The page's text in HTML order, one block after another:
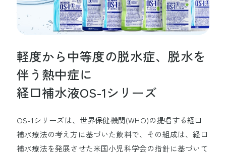
製品ラインアップ
生命を守る
企業情報
事業紹介
軽度から中等度の脱水症、脱水を
伴う熱中症に
経口補水液OS-1シリーズ
OS-1シリーズは、世界保健機関(WHO)の提唱する経口
補水療法の考え方に基づいた飲料で、 その組成は、経口
補水療法を発展させた米国小児科学会の指針に基づいて